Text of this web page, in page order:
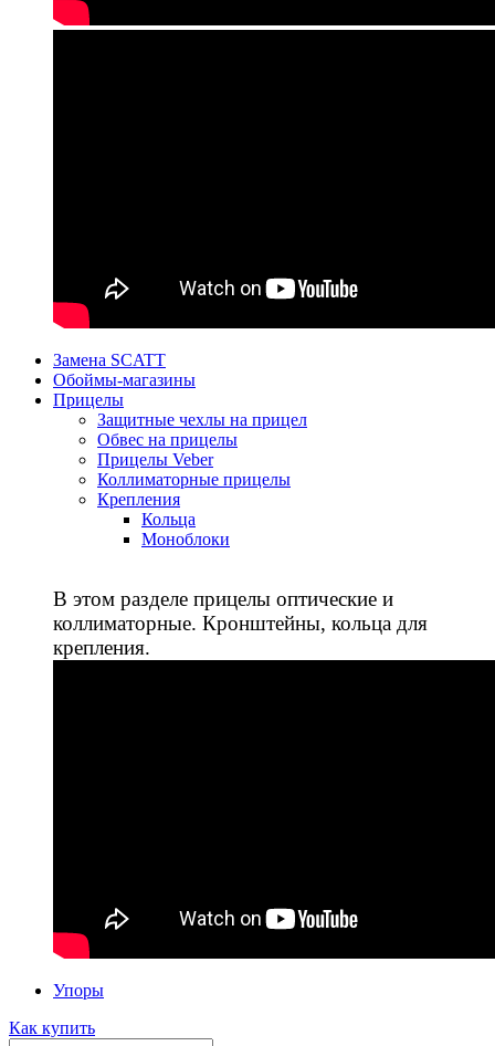
Замена SCATT
Обоймы-магазины
Прицелы
Защитные чехлы на прицел
Обвес на прицелы
Прицелы Veber
Коллиматорные прицелы
Крепления
Кольца
Моноблоки
В этом разделе прицелы оптические и
коллиматорные. Кронштейны, кольца для
крепления.
Упоры
Как купить